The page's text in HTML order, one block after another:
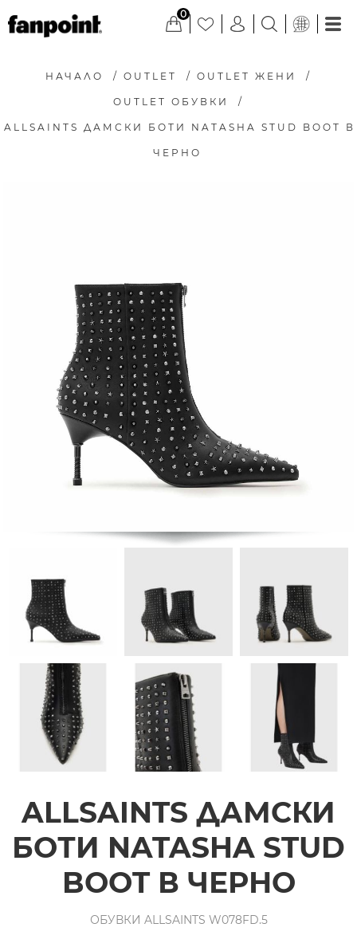
0
НАЧАЛО / OUTLET / OUTLET ЖЕНИ /
OUTLET ОБУВКИ /
ALLSAINTS ДАМСКИ БОТИ NATASHA STUD BOOT В
ЧЕРНО
ALLSAINTS ДАМСКИ
БОТИ NATASHA STUD
BOOT В ЧЕРНО
ОБУВКИ ALLSAINTS W078FD.5